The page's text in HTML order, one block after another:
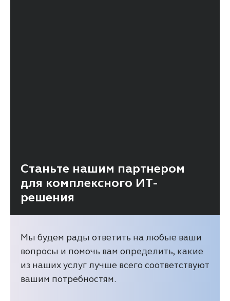
Станьте нашим партнером
для комплексного ИТ-
решения
Мы будем рады ответить на любые ваши
вопросы и помочь вам определить, какие
из наших услуг лучше всего соответствуют
вашим потребностям.